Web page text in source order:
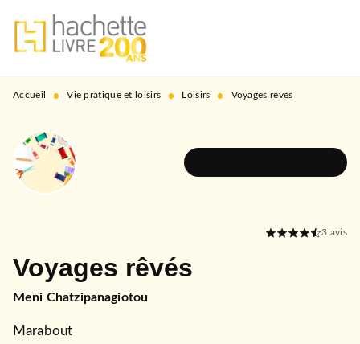
MENU RECHERCHE
PIED DE PAGE
Accueil • Vie pratique et loisirs • Loisirs • Voyages rêvés
3 avis
Voyages rêvés
Meni Chatzipanagiotou
Marabout